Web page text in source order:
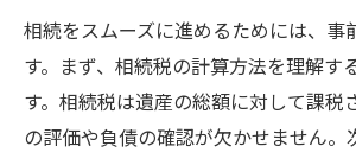
相続をスムーズに進めるためには、事
す。まず、相続税の計算方法を理解す
す。相続税は遺産の総額に対して課税
の評価や負債の確認が欠かせません。